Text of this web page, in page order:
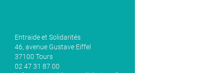
Entraide et Solidarités
46, avenue Gustave Eiffel
37100 Tours
02 47 31 87 00